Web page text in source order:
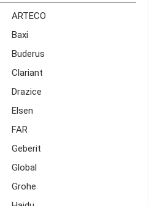
ARTECO
Baxi
Buderus
Clariant
Drazice
Elsen
FAR
Geberit
Global
Grohe